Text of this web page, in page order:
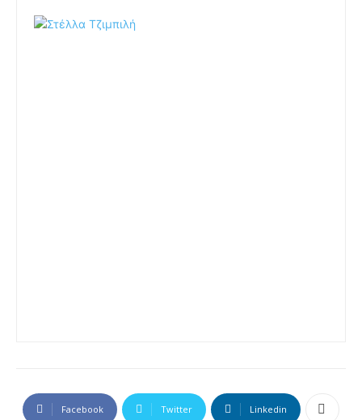
Facebook Twitter Linkedin